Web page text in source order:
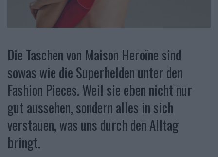
Die Taschen von Maison Heroïne sind
sowas wie die Superhelden unter den
Fashion Pieces. Weil sie eben nicht nur
gut aussehen, sondern alles in sich
verstauen, was uns durch den Alltag
bringt.